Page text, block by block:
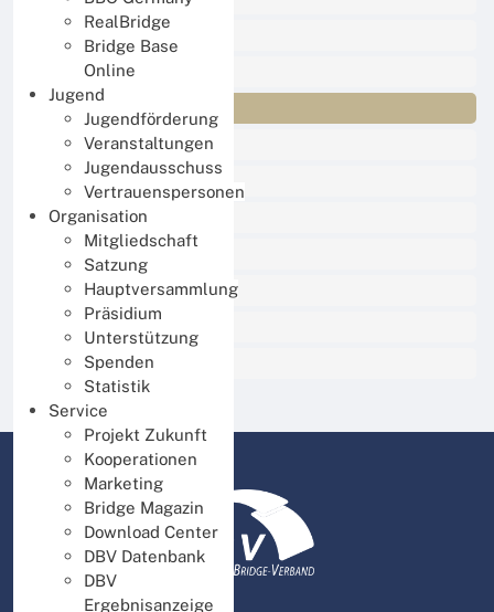
RealBridge
Bridge Base
Online
Jugend
Jugendförderung
Veranstaltungen
Jugendausschuss
Vertrauenspersonen
Organisation
Mitgliedschaft
Satzung
Hauptversammlung
Präsidium
Unterstützung
Spenden
Statistik
Service
Projekt Zukunft
Kooperationen
Marketing
Bridge Magazin
Download Center
DBV Datenbank
DBV
Ergebnisanzeige
Regional
International
DBV Training
Damen Training
BBO Unterricht
Thinknet für Mitglieder
Thinknet für Ausbilder
Thinknet für Turnierleiter
DBV intern